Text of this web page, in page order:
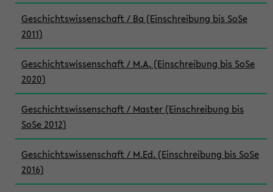
Geschichtswissenschaft / Ba (Einschreibung bis SoSe
2011)
Geschichtswissenschaft / M.A. (Einschreibung bis SoSe
2020)
Geschichtswissenschaft / Master (Einschreibung bis
SoSe 2012)
Geschichtswissenschaft / M.Ed. (Einschreibung bis SoSe
2016)